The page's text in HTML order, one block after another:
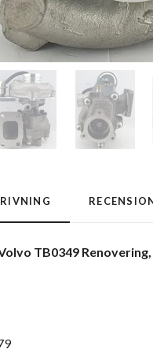
TB0349 Renovering,